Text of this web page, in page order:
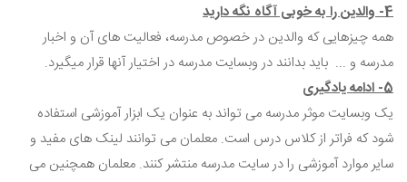
4- والدین را به خوبی آگاه نگه دارید
همه چیزهایی که والدین در خصوص مدرسه، فعالیت های آن و اخبار
مدرسه و ... باید بدانند در وبسایت مدرسه در اختیار آنها قرار میگیرد.
5- ادامه یادگیری
یک وبسایت موثر مدرسه می تواند به عنوان یک ابزار آموزشی استفاده
شود که فراتر از کلاس درس است. معلمان می توانند لینک های مفید و
سایر موارد آموزشی را در سایت مدرسه منتشر کنند. معلمان همچنین می